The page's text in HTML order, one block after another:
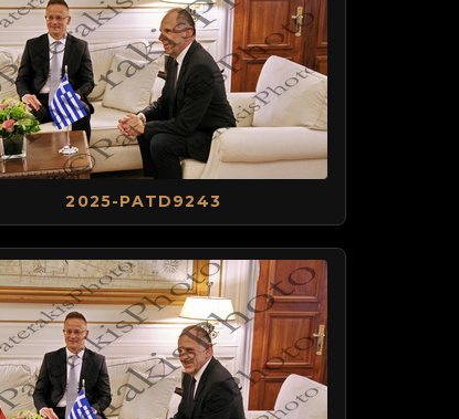
2025-PATD9243